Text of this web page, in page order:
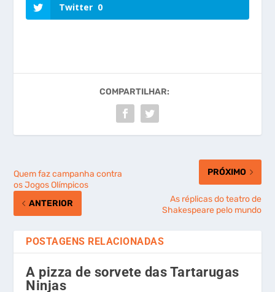
Twitter 0
COMPARTILHAR:
Quem faz campanha contra
os Jogos Olímpicos
ANTERIOR
PRÓXIMO
As réplicas do teatro de
Shakespeare pelo mundo
POSTAGENS RELACIONADAS
A pizza de sorvete das Tartarugas
Ninjas